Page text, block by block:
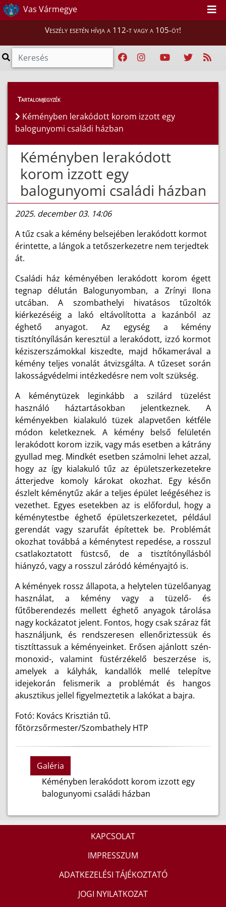
Vas Vármegye
Veszély esetén hívja a 112-t vagy a 105-öt!
Híreink > Hírek
Tartalomjegyzék
Kéményben lerakódott korom izzott egy
balogunyomi családi házban
Kéményben lerakódott
korom izzott egy
balogunyomi családi házban
2025. december 03. 14:06
A tűz csak a kémény belsejében lerakódott kormot
érintette, a lángok a tetőszerkezetre nem terjedtek
át.
Családi ház kéményében lerakódott korom égett
tegnap délután Balogunyomban, a Zrínyi Ilona
utcában. A szombathelyi hivatásos tűzoltók
kiérkezéséig a lakó eltávolította a kazánból az
éghető anyagot. Az egység a kémény
tisztítónyílásán keresztül a lerakódott, izzó kormot
kéziszerszámokkal kiszedte, majd hőkamerával a
kémény teljes vonalát átvizsgálta. A tűzeset során
lakosságvédelmi intézkedésre nem volt szükség.
A kéménytüzek leginkább a szilárd tüzelést
használó háztartásokban jelentkeznek. A
kéményekben kialakuló tüzek alapvetően kétféle
módon keletkeznek. A kémény belső felületén
lerakódott korom izzik, vagy más esetben a kátrány
gyullad meg. Mindkét esetben számolni lehet azzal,
hogy az így kialakuló tűz az épületszerkezetekre
átterjedve komoly károkat okozhat. Egy későn
észlelt kéménytűz akár a teljes épület leégéséhez is
vezethet. Egyes esetekben az is előfordul, hogy a
kéménytestbe éghető épületszerkezetet, például
gerendát vagy szarufát építettek be. Problémát
okozhat továbbá a kéménytest repedése, a rosszul
csatlakoztatott füstcső, de a tisztítónyílásból
hiányzó, vagy a rosszul záródó kéményajtó is.
A kémények rossz állapota, a helytelen tüzelőanyag
használat, a kémény vagy a tüzelő- és
fűtőberendezés mellett éghető anyagok tárolása
nagy kockázatot jelent. Fontos, hogy csak száraz fát
használjunk, és rendszeresen ellenőriztessük és
tisztíttassuk a kéményeinket. Erősen ajánlott szén-
monoxid-, valamint füstérzékelő beszerzése is,
amelyek a kályhák, kandallók mellé telepítve
idejekorán felismerik a problémát és hangos
akusztikus jellel figyelmeztetik a lakókat a bajra.
Fotó: Kovács Krisztián tű.
főtörzsőrmester/Szombathely HTP
Galéria
Kéményben lerakódott korom izzott egy
balogunyomi családi házban
KAPCSOLAT
IMPRESSZUM
ADATKEZELÉSI TÁJÉKOZTATÓ
JOGI NYILATKOZAT